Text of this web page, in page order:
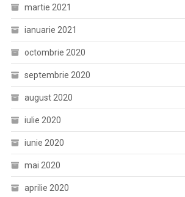
martie 2021
ianuarie 2021
octombrie 2020
septembrie 2020
august 2020
iulie 2020
iunie 2020
mai 2020
aprilie 2020